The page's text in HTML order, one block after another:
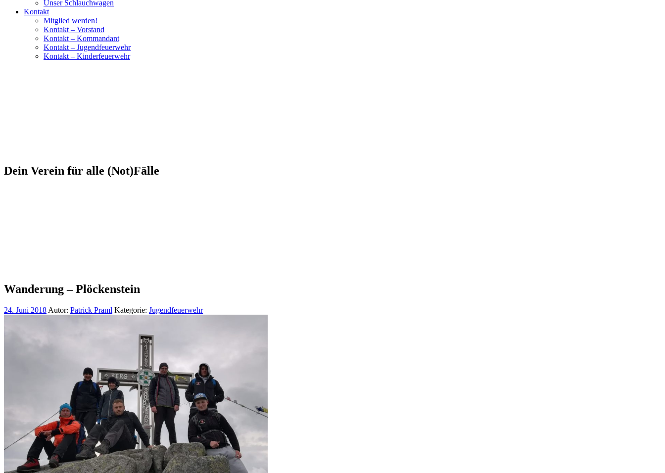
Unser Schlauchwagen
Kontakt
Mitglied werden!
Kontakt – Vorstand
Kontakt – Kommandant
Kontakt – Jugendfeuerwehr
Kontakt – Kinderfeuerwehr
Dein Verein für alle (Not)Fälle
Wanderung – Plöckenstein
24. Juni 2018 Autor: Patrick Praml Kategorie: Jugendfeuerwehr